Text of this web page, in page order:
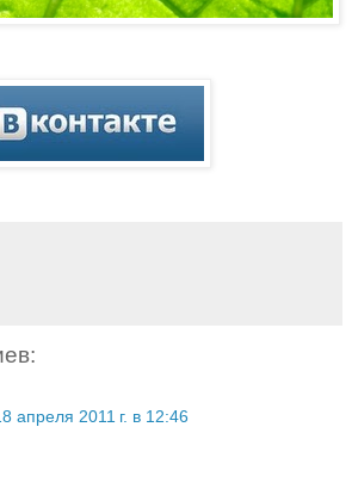
апреля 2011 г. в 12:46